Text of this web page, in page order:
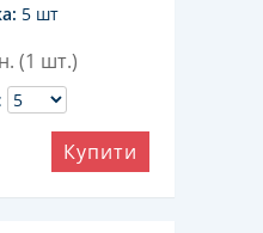
5 шт
(1 шт.)
Купити